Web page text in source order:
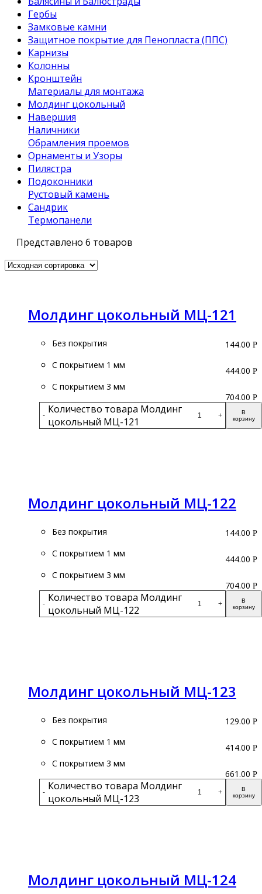
Гербы
Замковые камни
Защитное покрытие для Пенопласта (ППС)
Карнизы
Колонны
Кронштейн
Материалы для монтажа
Молдинг цокольный
Навершия
Наличники
Обрамления проемов
Орнаменты и Узоры
Пилястра
Подоконники
Рустовый камень
Сандрик
Термопанели
Представлено 6 товаров
Молдинг цокольный МЦ-121
Без покрытия
С покрытием 1 мм
С покрытием 3 мм
- Количество товара Молдинг
цокольный МЦ-121
+
В
корзину
144.00 Р
444.00 Р
704.00 Р
Молдинг цокольный МЦ-122
Без покрытия
С покрытием 1 мм
С покрытием 3 мм
- Количество товара Молдинг
цокольный МЦ-122
+
В
корзину
144.00 Р
444.00 Р
704.00 Р
Молдинг цокольный МЦ-123
Без покрытия
С покрытием 1 мм
С покрытием 3 мм
- Количество товара Молдинг
цокольный МЦ-123
+
В
корзину
129.00 Р
414.00 Р
661.00 Р
Молдинг цокольный МЦ-124